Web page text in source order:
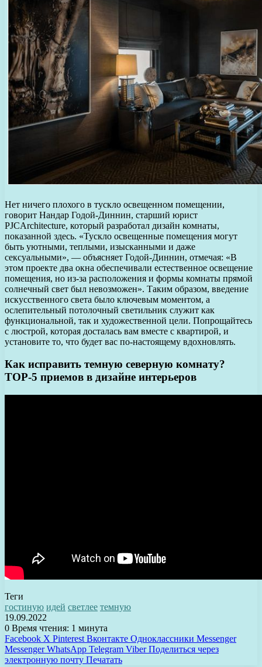
Нет ничего плохого в тускло освещенном помещении,
говорит Нандар Годой-Диннин, старший юрист
PJCArchitecture, который разработал дизайн комнаты,
показанной здесь. «Тускло освещенные помещения могут
быть уютными, теплыми, изысканными и даже
сексуальными», — объясняет Годой-Диннин, отмечая: «В
этом проекте два окна обеспечивали естественное освещение
помещения, но из-за расположения и формы комнаты прямой
солнечный свет был невозможен». Таким образом, введение
искусственного света было ключевым моментом, а
ослепительный потолочный светильник служит как
функциональной, так и художественной цели. Попрощайтесь
с люстрой, которая досталась вам вместе с квартирой, и
установите то, что будет вас по-настоящему вдохновлять.
Как исправить темную северную комнату?
ТОР-5 приемов в дизайне интерьеров
Теги
гостиную идей светлее темную
19.09.2022
0 Время чтения: 1 минута
Facebook X Pinterest Вконтакте Одноклассники Messenger
Messenger WhatsApp Telegram Viber Поделиться через
электронную почту Печатать